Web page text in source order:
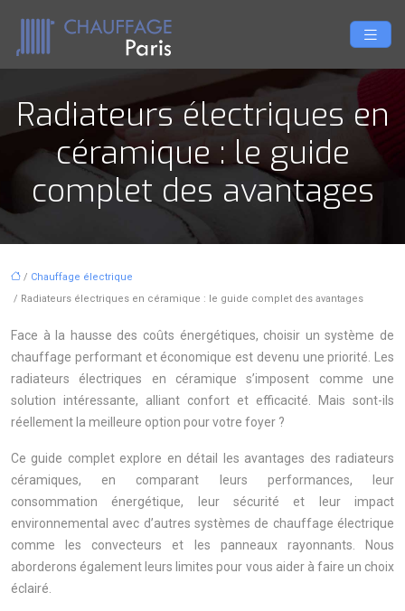
Radiateurs électriques en
céramique : le guide
complet des avantages
/ Chauffage électrique
/ Radiateurs électriques en céramique : le guide complet des avantages
Face à la hausse des coûts énergétiques, choisir un système de
chauffage performant et économique est devenu une priorité. Les
radiateurs électriques en céramique s’imposent comme une
solution intéressante, alliant confort et efficacité. Mais sont-ils
réellement la meilleure option pour votre foyer ?
Ce guide complet explore en détail les avantages des radiateurs
céramiques, en comparant leurs performances, leur
consommation énergétique, leur sécurité et leur impact
environnemental avec d’autres systèmes de chauffage électrique
comme les convecteurs et les panneaux rayonnants. Nous
aborderons également leurs limites pour vous aider à faire un choix
éclairé.